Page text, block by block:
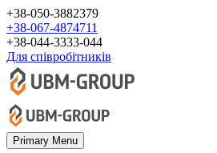
+38-050-3882379
+38-067-4874711
+38-044-3333-044
Для співробітників
Primary Menu